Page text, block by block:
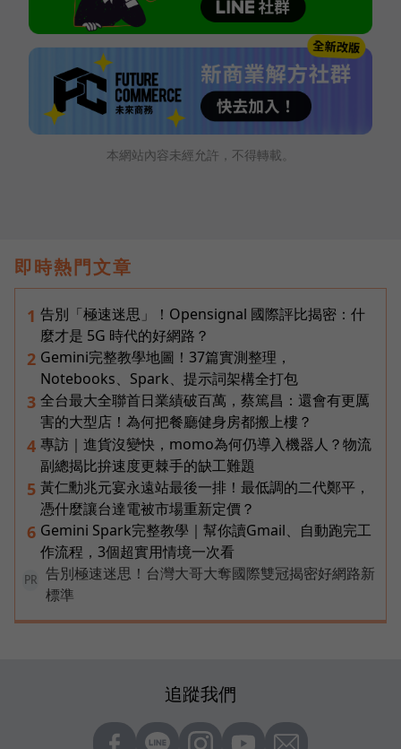
本網站內容未經允許，不得轉載。
即時熱門文章
1 告別「極速迷思」！Opensignal 國際評比揭密：什
麼才是 5G 時代的好網路？
2 Gemini完整教學地圖！37篇實測整理，
Notebooks、Spark、提示詞架構全打包
3 全台最大全聯首日業績破百萬，蔡篤昌：還會有更厲
害的大型店！為何把餐廳健身房都搬上樓？
4 專訪｜進貨沒變快，momo為何仍導入機器人？物流
副總揭比拚速度更棘手的缺工難題
5 黃仁勳兆元宴永遠站最後一排！最低調的二代鄭平，
憑什麼讓台達電被市場重新定價？
6 Gemini Spark完整教學｜幫你讀Gmail、自動跑完工
作流程，3個超實用情境一次看
PR
告別極速迷思！台灣大哥大奪國際雙冠揭密好網路新
標準
追蹤我們